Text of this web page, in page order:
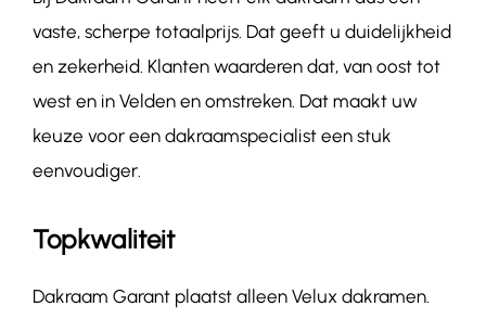
vaste, scherpe totaalprijs. Dat geeft u duidelijkheid
en zekerheid. Klanten waarderen dat, van oost tot
west en in Velden en omstreken. Dat maakt uw
keuze voor een dakraamspecialist een stuk
eenvoudiger.
Topkwaliteit
Dakraam Garant plaatst alleen Velux dakramen.